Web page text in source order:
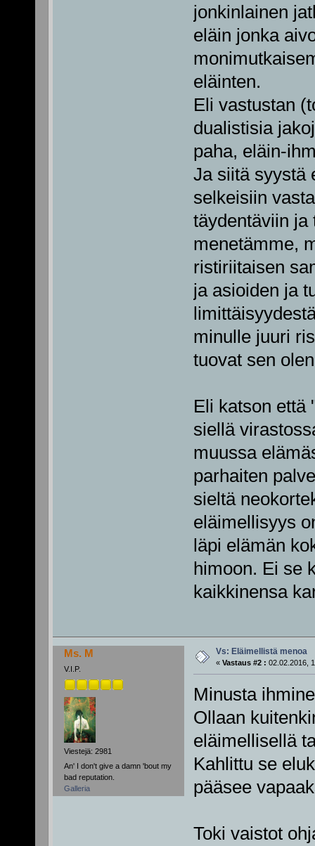
jonkinlainen
eläin jonka
eläinten.
Eli vastustan
dualistisia
paha, eläin-
Ja siitä syystä
selkeisiin
täydentäviin ja
menetämme,
ristiriitaisen
ja asioiden ja
minulle juuri
tuovat sen
Eli katson että
siellä
muussa
parhaiten
sieltä
eläimellisyys
läpi elämän
himoon. Ei se
kaikkinensa
Ms. M
V.I.P.
Viestejä: 2981
An' I don't give a damn 'bout my
bad reputation.
Galleria
Vs: Eläimellistä menoa
« Vastaus #2 : 02.02.2016,
Minusta
Ollaan
eläimellisellä
Kahlittu se
pääsee
Toki vaistot